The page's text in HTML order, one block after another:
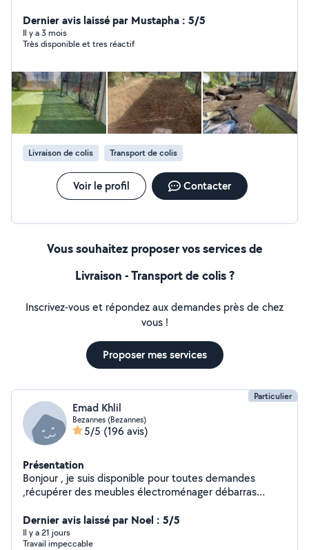
Dernier avis laissé par Mustapha : 5/5
Il y a 3 mois
Très disponible et tres réactif
Livraison de colis Transport de colis
Voir le profil Contacter
Vous souhaitez proposer vos services de
Livraison - Transport de colis ?
Inscrivez-vous et répondez aux demandes près de chez
vous !
Proposer mes services
Particulier
Emad Khlil
Bezannes (Bezannes)
5/5 (196 avis)
Présentation
Bonjour , je suis disponible pour toutes demandes
,récupérer des meubles électroménager débarras
Dernier avis laissé par Noel : 5/5
Il y a 21 jours
Travail impeccable